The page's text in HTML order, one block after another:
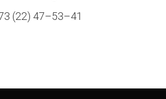
(22) 47–53–41